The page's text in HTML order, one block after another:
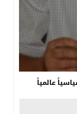
عالمياً